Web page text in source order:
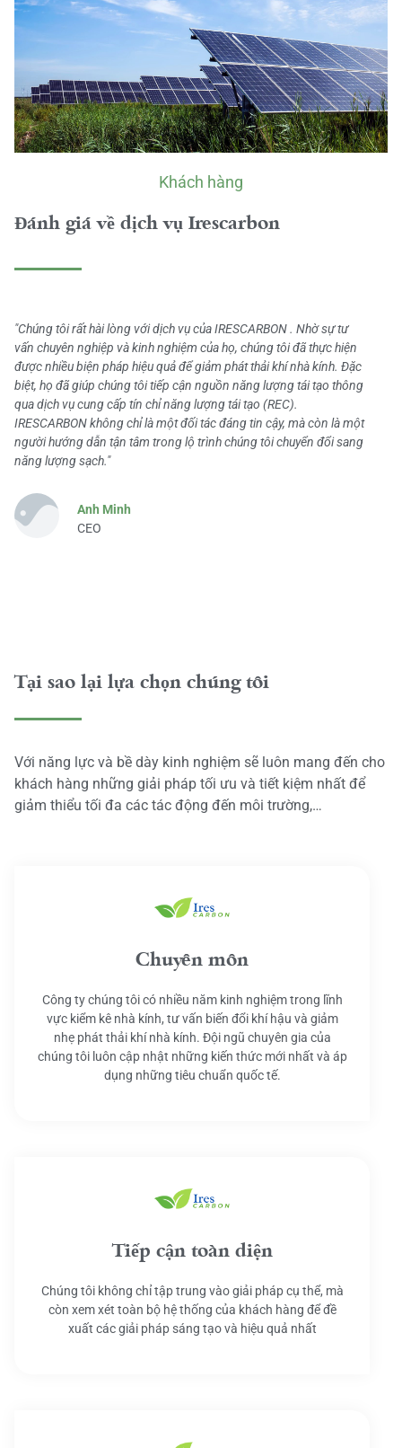
Khách hàng
Đánh giá về dịch vụ Irescarbon
"Chúng tôi rất hài lòng với dịch vụ của IRESCARBON . Nhờ sự tư
vấn chuyên nghiệp và kinh nghiệm của họ, chúng tôi đã thực hiện
được nhiều biện pháp hiệu quả để giảm phát thải khí nhà kính. Đặc
biệt, họ đã giúp chúng tôi tiếp cận nguồn năng lượng tái tạo thông
qua dịch vụ cung cấp tín chỉ năng lượng tái tạo (REC).
IRESCARBON không chỉ là một đối tác đáng tin cậy, mà còn là một
người hướng dẫn tận tâm trong lộ trình chúng tôi chuyển đổi sang
năng lượng sạch."
Anh Minh
CEO
Tại sao lại lựa chọn chúng tôi
Với năng lực và bề dày kinh nghiệm sẽ luôn mang đến cho
khách hàng những giải pháp tối ưu và tiết kiệm nhất để
giảm thiểu tối đa các tác động đến môi trường,…
Chuyên môn
Công ty chúng tôi có nhiều năm kinh nghiệm trong lĩnh
vực kiểm kê nhà kính, tư vấn biến đổi khí hậu và giảm
nhẹ phát thải khí nhà kính. Đội ngũ chuyên gia của
chúng tôi luôn cập nhật những kiến thức mới nhất và áp
dụng những tiêu chuẩn quốc tế.
Tiếp cận toàn diện
Chúng tôi không chỉ tập trung vào giải pháp cụ thể, mà
còn xem xét toàn bộ hệ thống của khách hàng để đề
xuất các giải pháp sáng tạo và hiệu quả nhất